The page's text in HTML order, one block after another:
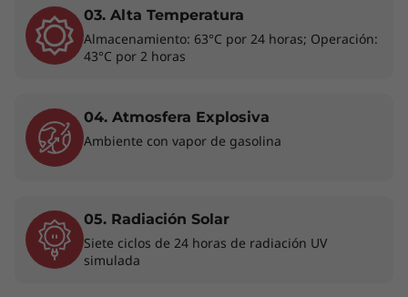
múltiples tareas exigentes en las aplicaciones
de videoconferencia, de oficina y mucho más.
Además, disfrutarás de un excelente
profesional.
El procesador mencionado anteriormente es la
máxima configuración posible para este equipo pero
configuración de tu laptop antes de la compra.
Productividad más fácil
03. Alta Temperatura
Almacenamiento: 63°C por 24 horas; Operación:
43°C por 2 horas
04. Atmosfera Explosiva
Ambiente con vapor de gasolina
05. Radiación Solar
Siete ciclos de 24 horas de radiación UV
simulada